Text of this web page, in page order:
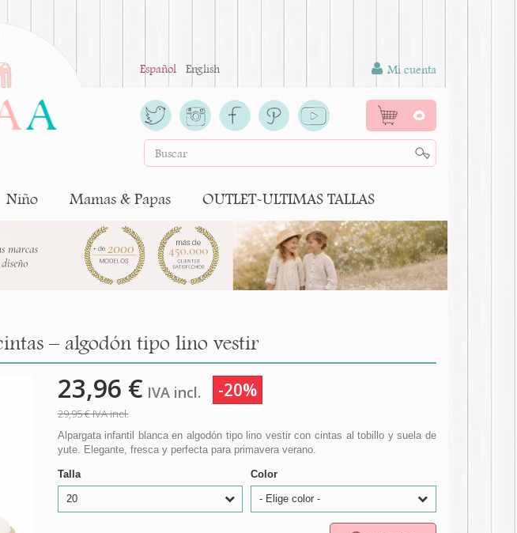
Español English Mi cuenta
0
Niño Mamas & Papas OUTLET-ULTIMAS TALLAS
– algodón tipo lino vestir
23,96 € IVA incl. -20%
29,95 €IVA incl.
Alpargata infantil blanca en algodón tipo lino vestir con cintas al tobillo y suela de
yute. Elegante, fresca y perfecta para primavera verano.
Talla
20
Color
- Elige color -